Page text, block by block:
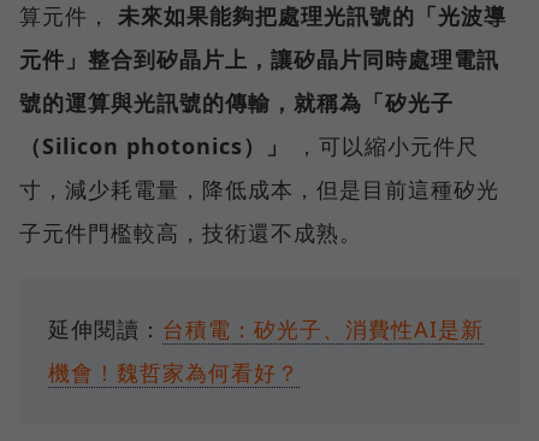
算元件， 未來如果能夠把處理光訊號的「光波導
元件」整合到矽晶片上，讓矽晶片同時處理電訊
號的運算與光訊號的傳輸，就稱為「矽光子
（Silicon photonics）」
，可以縮小元件尺
寸，減少耗電量，降低成本，但是目前這種矽光
子元件門檻較高，技術還不成熟。
延伸閱讀： 台積電：矽光子、消費性AI是新
機會！魏哲家為何看好？